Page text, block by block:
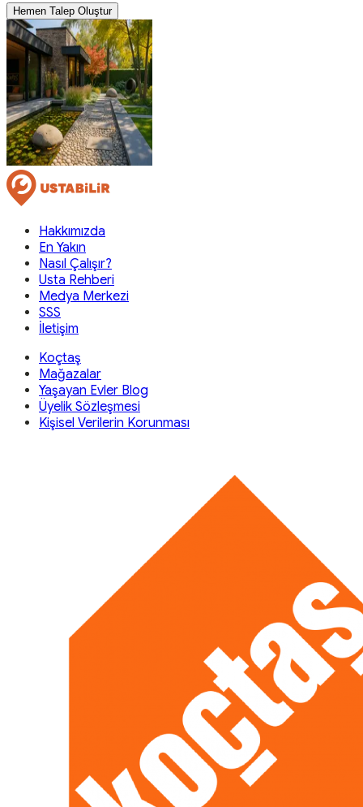
Hemen Talep Oluştur
Hakkımızda
En Yakın
Nasıl Çalışır?
Usta Rehberi
Medya Merkezi
SSS
İletişim
Koçtaş
Mağazalar
Yaşayan Evler Blog
Üyelik Sözleşmesi
Kişisel Verilerin Korunması